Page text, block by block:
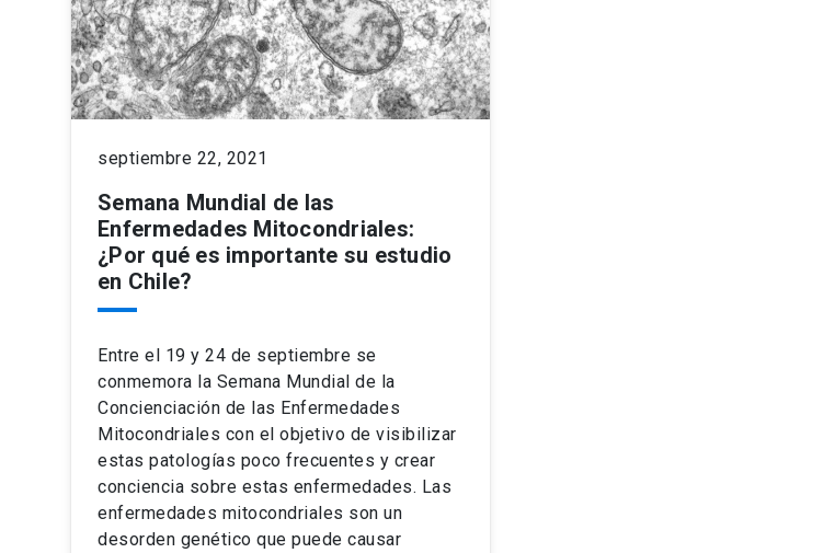
septiembre 22, 2021
Semana Mundial de las
Enfermedades Mitocondriales:
¿Por qué es importante su estudio
en Chile?
Entre el 19 y 24 de septiembre se
conmemora la Semana Mundial de la
Concienciación de las Enfermedades
Mitocondriales con el objetivo de visibilizar
estas patologías poco frecuentes y crear
conciencia sobre estas enfermedades. Las
enfermedades mitocondriales son un
desorden genético que puede causar